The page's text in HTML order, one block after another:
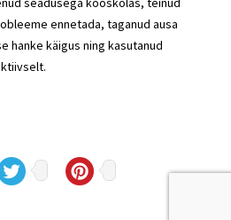
ennetada, taganud ausa
hanke käigus ning kasutanud